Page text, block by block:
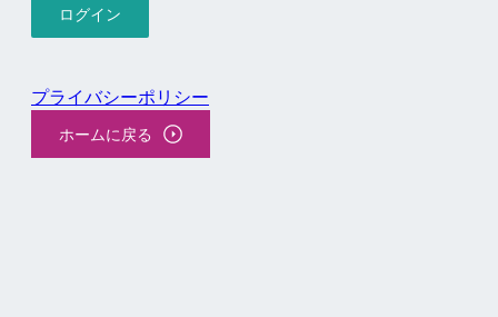
プライバシーポリシー
ホームに戻る